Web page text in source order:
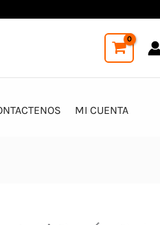
MI CUENTA